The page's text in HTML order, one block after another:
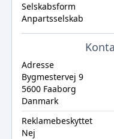
Selskabsform
Anpartsselskab
Adresse
Bygmestervej 9
5600 Faaborg
Danmark
Reklamebeskyttet
Nej